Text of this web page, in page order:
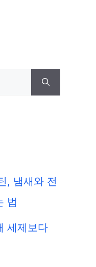
, 냄새와 전
법
세제보다